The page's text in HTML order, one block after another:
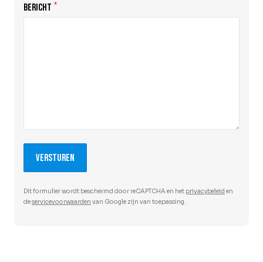
BERICHT *
Versturen
Dit formulier wordt beschermd door reCAPTCHA en het privacybeleid en
deservicevoorwaarden van Google zijn van toepassing.